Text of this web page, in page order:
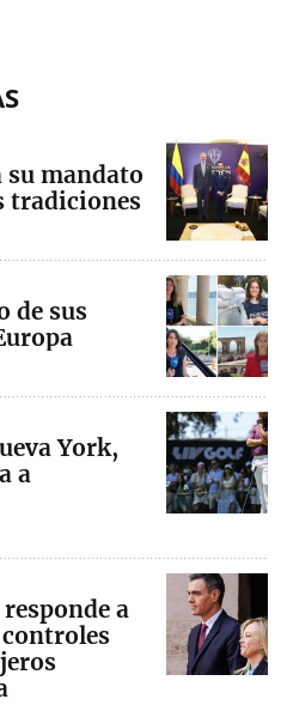
su mandato
tradiciones
de sus
York,
a
a